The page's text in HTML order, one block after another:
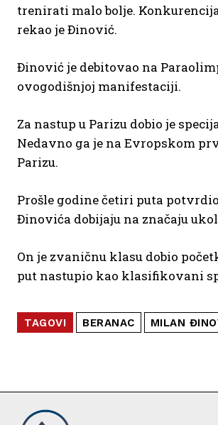
trenirati malo bolje.
rekao je Đinović.
Đinović je debitovao na
ovogodišnjoj manifestaciji.
Za nastup u Parizu dobio je
Nedavno ga je na Evropskom
Parizu.
Prošle godine četiri puta
Đinovića dobijaju na značaju
On je zvaničnu klasu dobio
put nastupio kao klasifikovani
TAGOVI BERANAC MILAN